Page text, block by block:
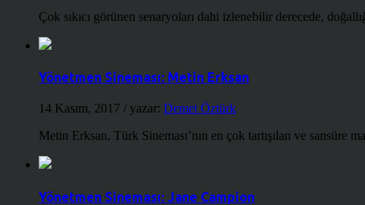
Çok sıkıcı görünen senaryoları dahi izlenebilir derecede,
Yönetmen Sineması: Metin Erksan
14 Kasım, 2017 / yazar: Demet Öztürk
Metin Erksan, Türk Sineması’nın en çok tartışılan ve sansüre
Yönetmen Sineması: Jane Campion